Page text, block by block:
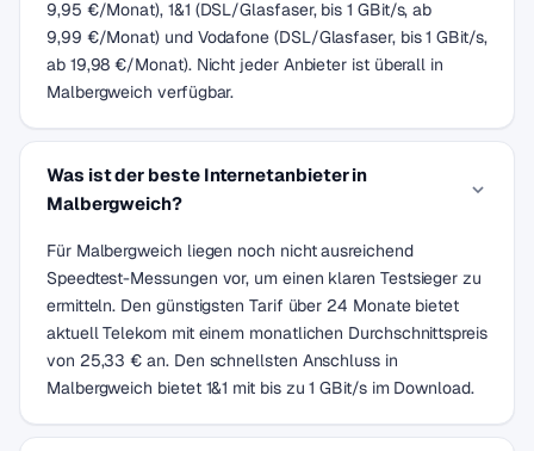
9,95 €/Monat), 1&1 (DSL/Glasfaser, bis 1 GBit/s, ab
9,99 €/Monat) und Vodafone (DSL/Glasfaser, bis 1 GBit/s,
ab 19,98 €/Monat). Nicht jeder Anbieter ist überall in
Malbergweich verfügbar.
Was ist der beste Internetanbieter in
Malbergweich?
Für Malbergweich liegen noch nicht ausreichend
Speedtest-Messungen vor, um einen klaren Testsieger zu
ermitteln. Den günstigsten Tarif über 24 Monate bietet
aktuell Telekom mit einem monatlichen Durchschnittspreis
von 25,33 € an. Den schnellsten Anschluss in
Malbergweich bietet 1&1 mit bis zu 1 GBit/s im Download.